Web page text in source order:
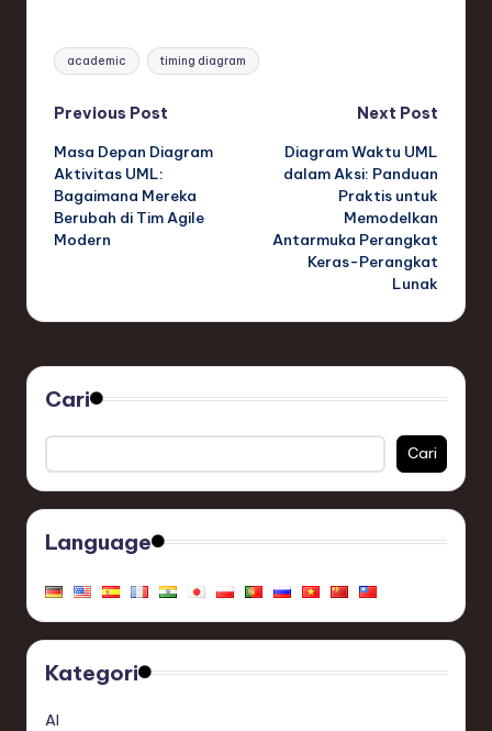
Tags:
academic timing diagram
Post
navigation
Previous Post
Masa Depan Diagram
Aktivitas UML:
Bagaimana Mereka
Berubah di Tim Agile
Modern
Next Post
Diagram Waktu UML
dalam Aksi: Panduan
Praktis untuk
Memodelkan
Antarmuka Perangkat
Keras-Perangkat
Lunak
Cari
Cari
Language
Kategori
AI